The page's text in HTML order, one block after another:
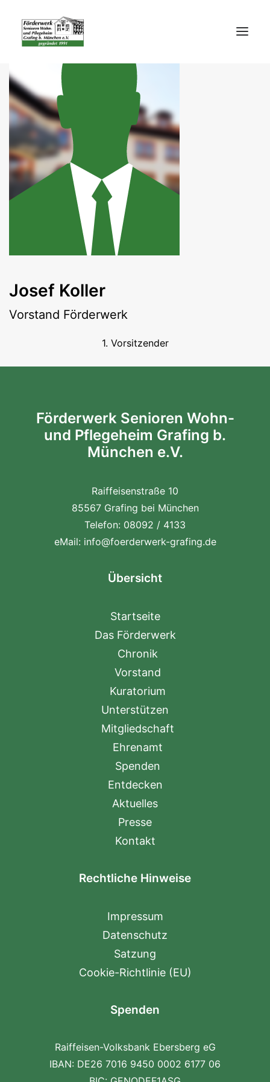
STARTSEITE
DAS FÖRDERWERK
UNTERSTÜTZEN
ENTDECKEN
AKTUELLES
PRESSE
Josef Koller
Vorstand Förderwerk
1. Vorsitzender
Förderwerk Senioren Wohn-
und Pflegeheim Grafing b.
München e.V.
Raiffeisenstraße 10
85567 Grafing bei München
Telefon: 08092 / 4133
eMail: info@foerderwerk-grafing.de
Übersicht
Startseite
Das Förderwerk
Chronik
Vorstand
Kuratorium
Unterstützen
Mitgliedschaft
Ehrenamt
Spenden
Entdecken
Aktuelles
Presse
Kontakt
Rechtliche Hinweise
Impressum
Datenschutz
Satzung
Cookie-Richtlinie (EU)
Spenden
Raiffeisen-Volksbank Ebersberg eG
IBAN: DE26 7016 9450 0002 6177 06